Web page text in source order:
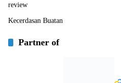
review
Kecerdasan Buatan
Partner of